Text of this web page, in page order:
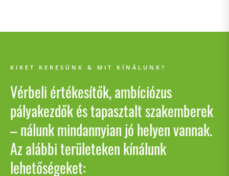
KIKET KERESÜNK & MIT KÍNÁLUNK?
Vérbeli értékesítők, ambíciózus
pályakezdők és tapasztalt szakemberek
– nálunk mindannyian jó helyen vannak.
Az alábbi területeken kínálunk
lehetőségeket: